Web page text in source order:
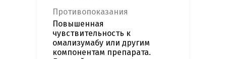
Противопоказания
Повышенная
чувствительность к
омализумабу или другим
компонентам препарата.